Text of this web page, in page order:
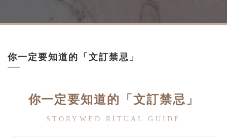
你一定要知道的「文訂禁忌」
你一定要知道的「文訂禁忌」
STORYWED RITUAL GUIDE